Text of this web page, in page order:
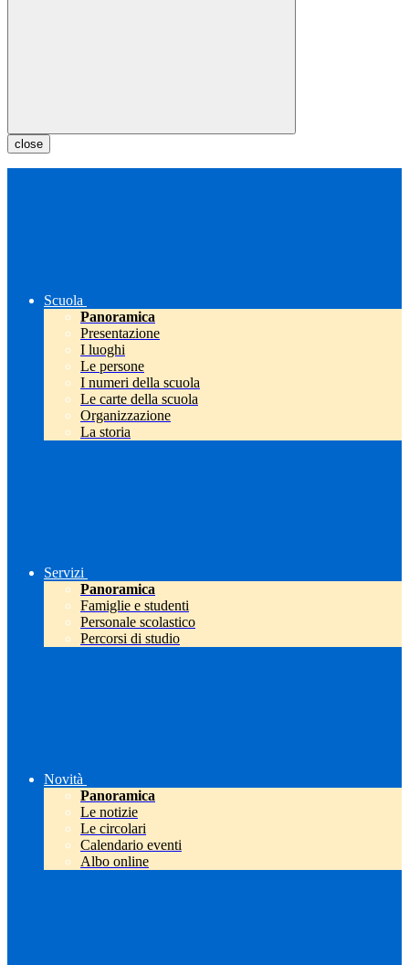
close
Scuola
Panoramica
Presentazione
I luoghi
Le persone
I numeri della scuola
Le carte della scuola
Organizzazione
La storia
Servizi
Panoramica
Famiglie e studenti
Personale scolastico
Percorsi di studio
Novità
Panoramica
Le notizie
Le circolari
Calendario eventi
Albo online